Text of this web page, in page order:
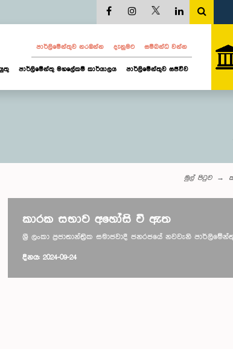
පාර්ලි‌මේන්තුව නරඹන්න දැනුමට සම්බන්ධ වන්න
පාර්ලිමේන්තු මහලේකම් කාර්යාලය පාර්ලිමේන්තුව සජීවීව
මුල් පිටුව
කාරක සභාව අහෝසි වී ඇත
ශ්‍රී ලංකා ප්‍රජාතාන්ත්‍රික සමාජවාදී ජනරජයේ නවවැනි
දිනය: 2024-09-24